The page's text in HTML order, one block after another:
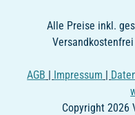
Alle Preise inkl.
AGB | Impressum |
Copyright 2026